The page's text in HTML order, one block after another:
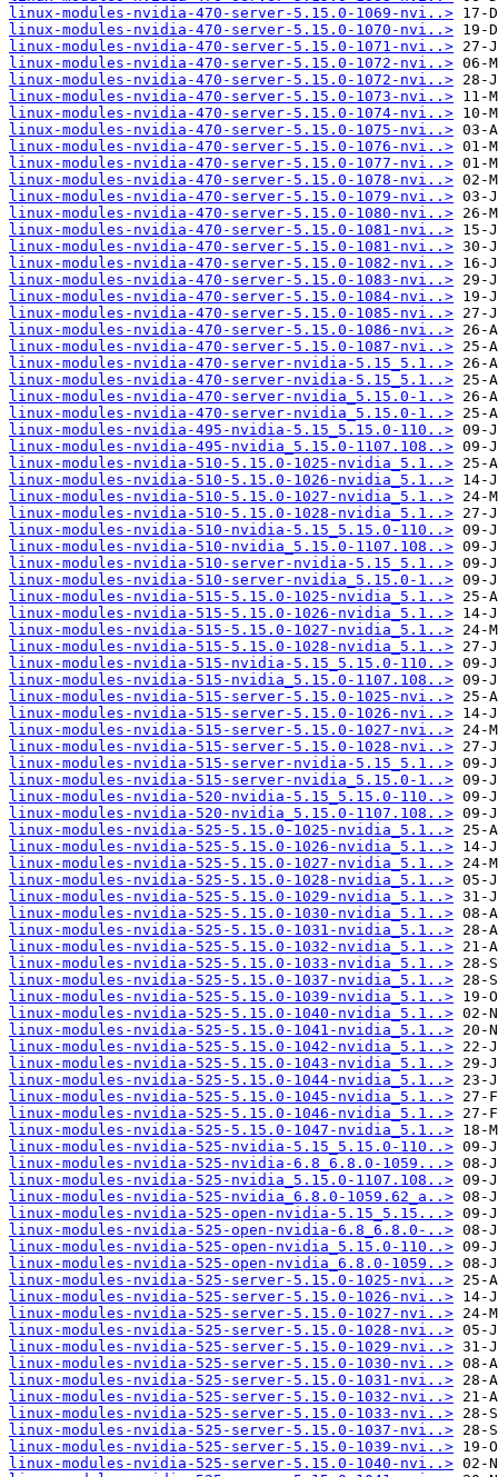
linux-modules-nvidia-470-server-5.15.0-1069-nvi..>
linux-modules-nvidia-470-server-5.15.0-1070-nvi..>
linux-modules-nvidia-470-server-5.15.0-1071-nvi..>
linux-modules-nvidia-470-server-5.15.0-1072-nvi..>
linux-modules-nvidia-470-server-5.15.0-1072-nvi..>
linux-modules-nvidia-470-server-5.15.0-1073-nvi..>
linux-modules-nvidia-470-server-5.15.0-1074-nvi..>
linux-modules-nvidia-470-server-5.15.0-1075-nvi..>
linux-modules-nvidia-470-server-5.15.0-1076-nvi..>
linux-modules-nvidia-470-server-5.15.0-1077-nvi..>
linux-modules-nvidia-470-server-5.15.0-1078-nvi..>
linux-modules-nvidia-470-server-5.15.0-1079-nvi..>
linux-modules-nvidia-470-server-5.15.0-1080-nvi..>
linux-modules-nvidia-470-server-5.15.0-1081-nvi..>
linux-modules-nvidia-470-server-5.15.0-1081-nvi..>
linux-modules-nvidia-470-server-5.15.0-1082-nvi..>
linux-modules-nvidia-470-server-5.15.0-1083-nvi..>
linux-modules-nvidia-470-server-5.15.0-1084-nvi..>
linux-modules-nvidia-470-server-5.15.0-1085-nvi..>
linux-modules-nvidia-470-server-5.15.0-1086-nvi..>
linux-modules-nvidia-470-server-5.15.0-1087-nvi..>
linux-modules-nvidia-470-server-nvidia-5.15_5.1..>
linux-modules-nvidia-470-server-nvidia-5.15_5.1..>
linux-modules-nvidia-470-server-nvidia_5.15.0-1..>
linux-modules-nvidia-470-server-nvidia_5.15.0-1..>
linux-modules-nvidia-495-nvidia-5.15_5.15.0-110..>
linux-modules-nvidia-495-nvidia_5.15.0-1107.108..>
linux-modules-nvidia-510-5.15.0-1025-nvidia_5.1..>
linux-modules-nvidia-510-5.15.0-1026-nvidia_5.1..>
linux-modules-nvidia-510-5.15.0-1027-nvidia_5.1..>
linux-modules-nvidia-510-5.15.0-1028-nvidia_5.1..>
linux-modules-nvidia-510-nvidia-5.15_5.15.0-110..>
linux-modules-nvidia-510-nvidia_5.15.0-1107.108..>
linux-modules-nvidia-510-server-nvidia-5.15_5.1..>
linux-modules-nvidia-510-server-nvidia_5.15.0-1..>
linux-modules-nvidia-515-5.15.0-1025-nvidia_5.1..>
linux-modules-nvidia-515-5.15.0-1026-nvidia_5.1..>
linux-modules-nvidia-515-5.15.0-1027-nvidia_5.1..>
linux-modules-nvidia-515-5.15.0-1028-nvidia_5.1..>
linux-modules-nvidia-515-nvidia-5.15_5.15.0-110..>
linux-modules-nvidia-515-nvidia_5.15.0-1107.108..>
linux-modules-nvidia-515-server-5.15.0-1025-nvi..>
linux-modules-nvidia-515-server-5.15.0-1026-nvi..>
linux-modules-nvidia-515-server-5.15.0-1027-nvi..>
linux-modules-nvidia-515-server-5.15.0-1028-nvi..>
linux-modules-nvidia-515-server-nvidia-5.15_5.1..>
linux-modules-nvidia-515-server-nvidia_5.15.0-1..>
linux-modules-nvidia-520-nvidia-5.15_5.15.0-110..>
linux-modules-nvidia-520-nvidia_5.15.0-1107.108..>
linux-modules-nvidia-525-5.15.0-1025-nvidia_5.1..>
linux-modules-nvidia-525-5.15.0-1026-nvidia_5.1..>
linux-modules-nvidia-525-5.15.0-1027-nvidia_5.1..>
linux-modules-nvidia-525-5.15.0-1028-nvidia_5.1..>
linux-modules-nvidia-525-5.15.0-1029-nvidia_5.1..>
linux-modules-nvidia-525-5.15.0-1030-nvidia_5.1..>
linux-modules-nvidia-525-5.15.0-1031-nvidia_5.1..>
linux-modules-nvidia-525-5.15.0-1032-nvidia_5.1..>
linux-modules-nvidia-525-5.15.0-1033-nvidia_5.1..>
linux-modules-nvidia-525-5.15.0-1037-nvidia_5.1..>
linux-modules-nvidia-525-5.15.0-1039-nvidia_5.1..>
linux-modules-nvidia-525-5.15.0-1040-nvidia_5.1..>
linux-modules-nvidia-525-5.15.0-1041-nvidia_5.1..>
linux-modules-nvidia-525-5.15.0-1042-nvidia_5.1..>
linux-modules-nvidia-525-5.15.0-1043-nvidia_5.1..>
linux-modules-nvidia-525-5.15.0-1044-nvidia_5.1..>
linux-modules-nvidia-525-5.15.0-1045-nvidia_5.1..>
linux-modules-nvidia-525-5.15.0-1046-nvidia_5.1..>
linux-modules-nvidia-525-5.15.0-1047-nvidia_5.1..>
linux-modules-nvidia-525-nvidia-5.15_5.15.0-110..>
linux-modules-nvidia-525-nvidia-6.8_6.8.0-1059...>
linux-modules-nvidia-525-nvidia_5.15.0-1107.108..>
linux-modules-nvidia-525-nvidia_6.8.0-1059.62_a..>
linux-modules-nvidia-525-open-nvidia-5.15_5.15...>
linux-modules-nvidia-525-open-nvidia-6.8_6.8.0-..>
linux-modules-nvidia-525-open-nvidia_5.15.0-110..>
linux-modules-nvidia-525-open-nvidia_6.8.0-1059..>
linux-modules-nvidia-525-server-5.15.0-1025-nvi..>
linux-modules-nvidia-525-server-5.15.0-1026-nvi..>
linux-modules-nvidia-525-server-5.15.0-1027-nvi..>
linux-modules-nvidia-525-server-5.15.0-1028-nvi..>
linux-modules-nvidia-525-server-5.15.0-1029-nvi..>
linux-modules-nvidia-525-server-5.15.0-1030-nvi..>
linux-modules-nvidia-525-server-5.15.0-1031-nvi..>
linux-modules-nvidia-525-server-5.15.0-1032-nvi..>
linux-modules-nvidia-525-server-5.15.0-1033-nvi..>
linux-modules-nvidia-525-server-5.15.0-1037-nvi..>
linux-modules-nvidia-525-server-5.15.0-1039-nvi..>
linux-modules-nvidia-525-server-5.15.0-1040-nvi..>